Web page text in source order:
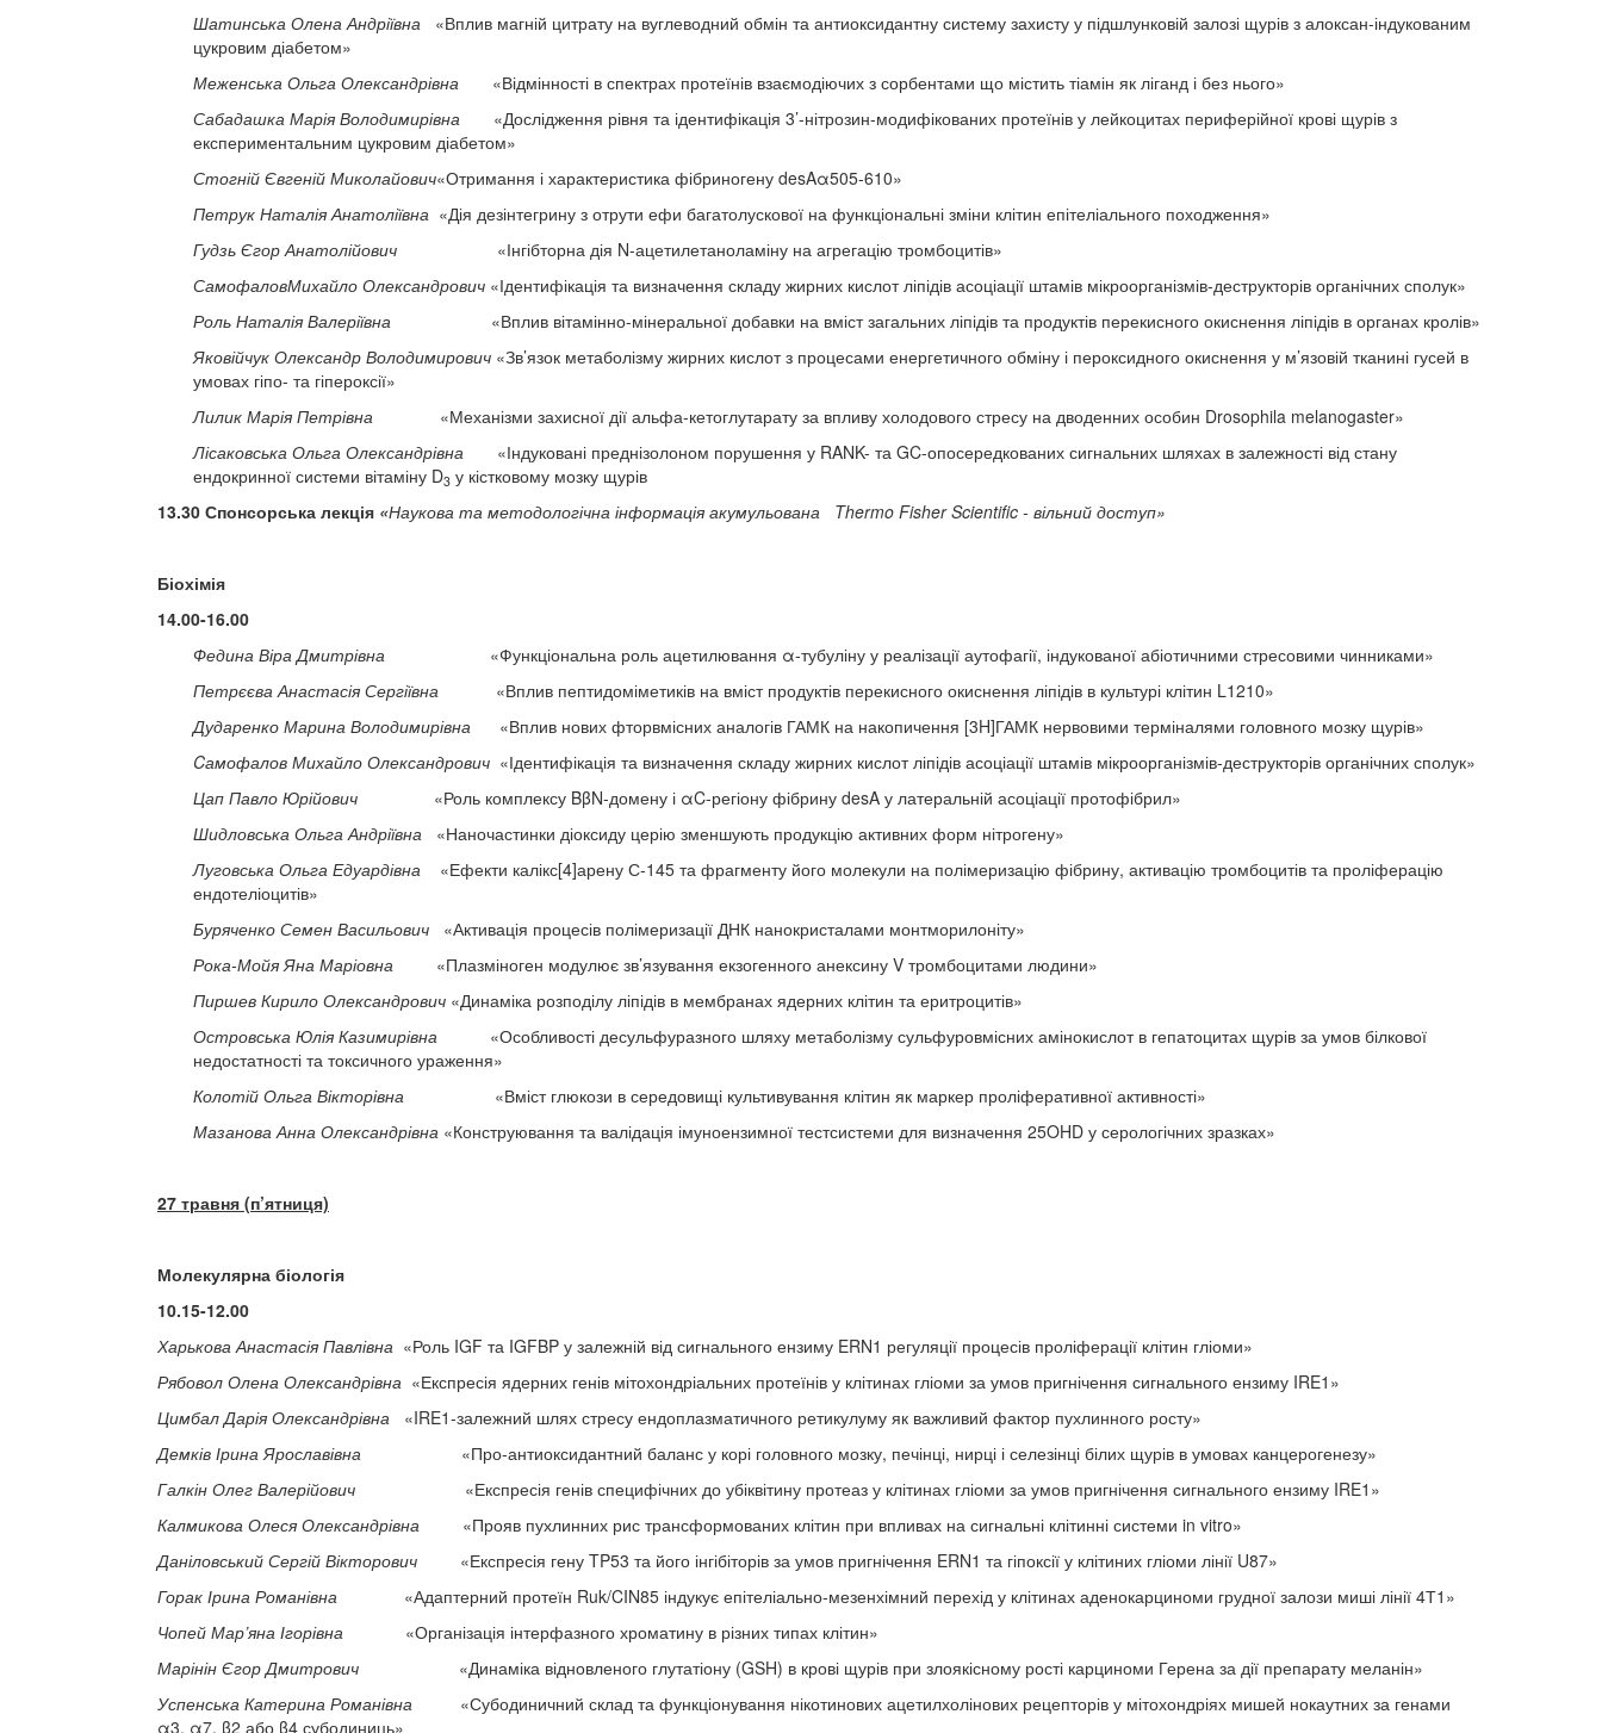
Шатинська Олена Андріївна «Вплив магній цитрату на вуглеводний обмін та антиоксидантну систему захисту у підшлунковій залозі щурів з алоксан-індукованим
цукровим діабетом»
Меженська Ольга Олександрівна «Відмінності в спектрах протеїнів взаємодіючих з сорбентами що містить тіамін як ліганд і без нього»
Сабадашка Марія Володимирівна «Дослідження рівня та ідентифікація 3’-нітрозин-модифікованих протеїнів у лейкоцитах периферійної крові щурів з
експериментальним цукровим діабетом»
Стогній Євгеній Миколайович«Отримання і характеристика фібриногену desAα505-610»
Петрук Наталія Анатоліївна «Дія дезінтегрину з отрути ефи багатолускової на функціональні зміни клітин епітеліального походження»
Гудзь Єгор Анатолійович «Інгібторна дія N-ацетилетаноламіну на агрегацію тромбоцитів»
СамофаловМихайло Олександрович «Ідентифікація та визначення складу жирних кислот ліпідів асоціації штамів мікроорганізмів-деструкторів органічних сполук»
Роль Наталія Валеріївна «Вплив вітамінно-мінеральної добавки на вміст загальних ліпідів та продуктів перекисного окиснення ліпідів в органах кролів»
Яковійчук Олександр Володимирович «Зв’язок метаболізму жирних кислот з процесами енергетичного обміну і пероксидного окиснення у м’язовій тканині гусей в
умовах гіпо- та гіпероксії»
Лилик Марія Петрівна «Механізми захисної дії альфа-кетоглутарату за впливу холодового стресу на дводенних особин Drosophila melanogaster»
Лісаковська Ольга Олександрівна «Індуковані преднізолоном порушення у RANK- та GC-опосередкованих сигнальних шляхах в залежності від стану
ендокринної системи вітаміну D3 у кістковому мозку щурів
13.30 Спонсорська лекція «Наукова та методологічна інформація акумульована Thermo Fisher Scientific - вільний доступ»
Біохімія
14.00-16.00
Федина Віра Дмитрівна «Функціональна роль ацетилювання α-тубуліну у реалізації аутофагії, індукованої абіотичними стресовими чинниками»
Петрєєва Анастасія Сергіївна «Вплив пептидоміметиків на вміст продуктів перекисного окиснення ліпідів в культурі клітин L1210»
Дударенко Марина Володимирівна «Вплив нових фторвмісних аналогів ГАМК на накопичення [3H]ГАМК нервовими терміналями головного мозку щурів»
Cамофалов Михайло Олександрович «Ідентифікація та визначення складу жирних кислот ліпідів асоціації штамів мікроорганізмів-деструкторів органічних сполук»
Цап Павло Юрійович «Роль комплексу BβN-домену і αC-регіону фібрину desA у латеральній асоціації протофібрил»
Шидловська Ольга Андріївна «Наночастинки діоксиду церію зменшують продукцію активних форм нітрогену»
Луговська Ольга Едуардівна «Ефекти калікс[4]арену С-145 та фрагменту його молекули на полімеризацію фібрину, активацію тромбоцитів та проліферацію
ендотеліоцитів»
Буряченко Семен Васильович «Активація процесів полімеризації ДНК нанокристалами монтморилоніту»
Рока-Мойя Яна Маріовна «Плазміноген модулює зв’язування екзогенного анексину V тромбоцитами людини»
Пиршев Кирило Олександрович «Динаміка розподілу ліпідів в мембранах ядерних клітин та еритроцитів»
Островська Юлія Казимирівна «Особливості десульфуразного шляху метаболізму сульфуровмісних амінокислот в гепатоцитах щурів за умов білкової
недостатності та токсичного ураження»
Колотій Ольга Вікторівна «Вміст глюкози в середовищі культивування клітин як маркер проліферативної активності»
Мазанова Анна Олександрівна «Конструювання та валідація імуноензимної тест­системи для визначення 25OHD у серологічних зразках»
27 травня (п’ятниця)
Молекулярна біологія
10.15-12.00
Харькова Анастасія Павлівна «Роль IGF та IGFBP у залежній від сигнального ензиму ERN1 регуляції процесів проліферації клітин гліоми»
Рябовол Олена Олександрівна «Експресія ядерних генів мітохондріальних протеїнів у клітинах гліоми за умов пригнічення сигнального ензиму IRE1»
Цимбал Дарія Олександрівна «IRE1-залежний шлях стресу ендоплазматичного ретикулуму як важливий фактор пухлинного росту»
Демків Ірина Ярославівна «Про-антиоксидантний баланс у корі головного мозку, печінці, нирці і селезінці білих щурів в умовах канцерогенезу»
Галкін Олег Валерійович «Експресія генів специфічних до убіквітину протеаз у клітинах гліоми за умов пригнічення сигнального ензиму IRE1»
Калмикова Олеся Олександрівна «Прояв пухлинних рис трансформованих клітин при впливах на сигнальні клітинні системи in vitro»
Даніловський Сергій Вікторович «Експресія гену TP53 та його інгібіторів за умов пригнічення ERN1 та гіпоксії у клітиних гліоми лінії U87»
Горак Ірина Романівна «Адаптерний протеїн Ruk/CIN85 індукує епітеліально-мезенхімний перехід у клітинах аденокарциноми грудної залози миші лінії 4Т1»
Чопей Мар’яна Ігорівна «Організація інтерфазного хроматину в різних типах клітин»
Марінін Єгор Дмитрович «Динаміка відновленого глутатіону (GSH) в крові щурів при злоякісному рості карциноми Герена за дії препарату меланін»
Успенська Катерина Романівна «Субодиничний склад та функціонування нікотинових ацетилхолінових рецепторів у мітохондріях мишей нокаутних за генами
α3, α7, β2 або β4 субодиниць»